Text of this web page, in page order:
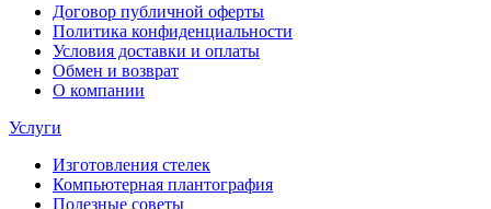
Договор публичной оферты
Политика конфиденциальности
Условия доставки и оплаты
Обмен и возврат
О компании
Услуги
Изготовления стелек
Компьютерная плантография
Полезные советы